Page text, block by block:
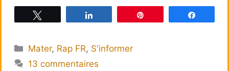
Catégories
Mater, Rap FR, S'informer
13 commentaires